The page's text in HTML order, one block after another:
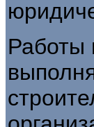
Работы